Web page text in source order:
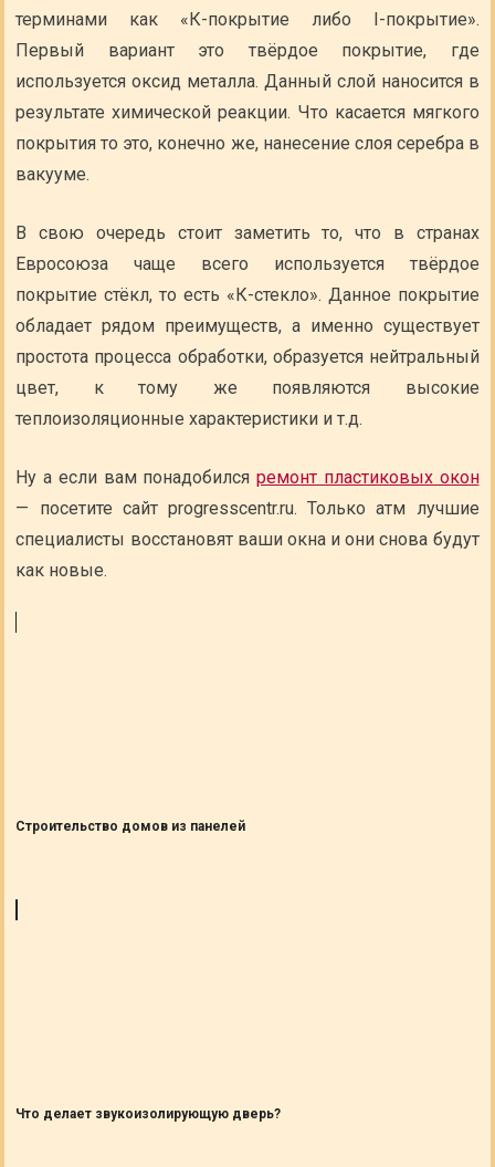
терминами как «К-покрытие либо I-покрытие».
Первый вариант это твёрдое покрытие, где
используется оксид металла. Данный слой наносится в
результате химической реакции. Что касается мягкого
покрытия то это, конечно же, нанесение слоя серебра в
вакууме.
В свою очередь стоит заметить то, что в странах
Евросоюза чаще всего используется твёрдое
покрытие стёкл, то есть «К-стекло». Данное покрытие
обладает рядом преимуществ, а именно существует
простота процесса обработки, образуется нейтральный
цвет, к тому же появляются высокие
теплоизоляционные характеристики и т.д.
Ну а если вам понадобилсяремонт пластиковых окон
— посетите сайт progresscentr.ru. Только атм лучшие
специалисты восстановят ваши окна и они снова будут
как новые.
Строительство домов из панелей
Что делает звукоизолирующую дверь?